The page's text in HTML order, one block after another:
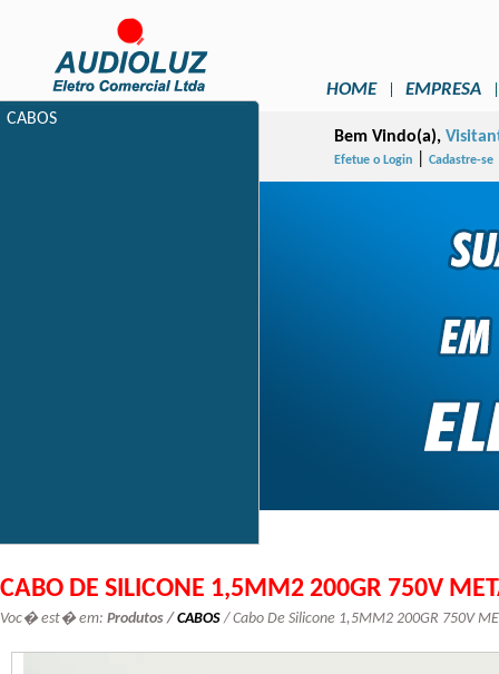
HOME EMPRESA
Bem Vindo(a),
Efetue o Login Cadastre-se
CABOS
CABO DE SILICONE 1,5MM2 200GR 750V
Voc� est� em: Produtos / CABOS/ Cabo De Silicone 1,5MM2 200GR 750V